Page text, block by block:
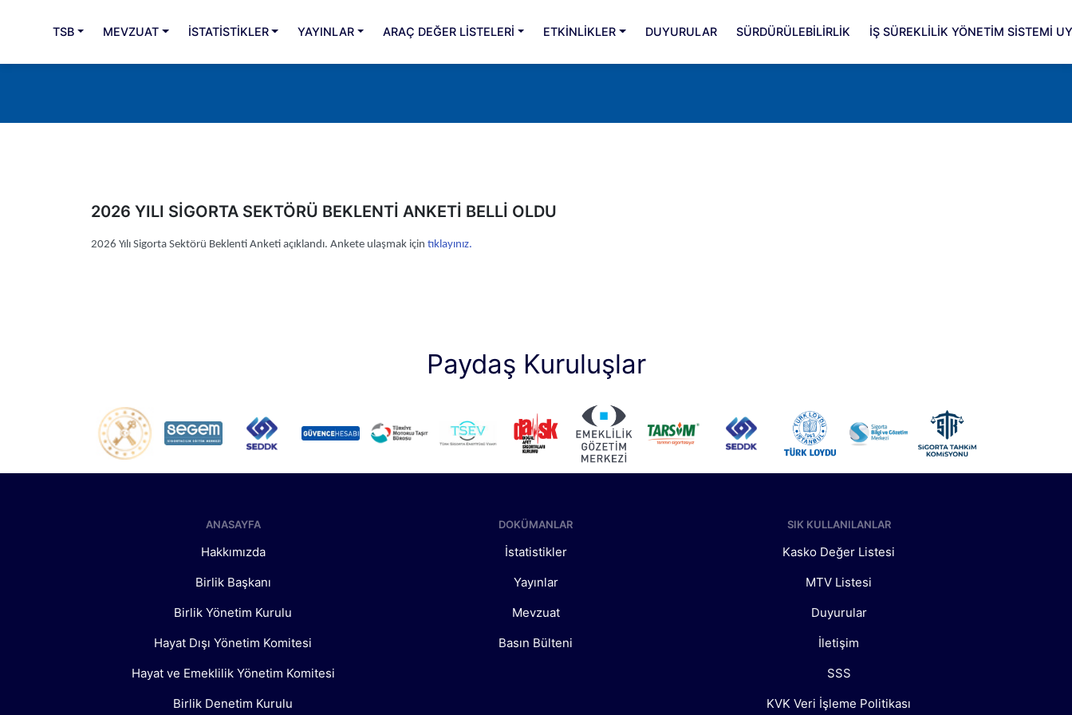
TSB MEVZUAT İSTATİSTİKLER YAYINLAR ARAÇ DEĞER LİSTELERİ ETKİNLİKLER DUYURULAR SÜRDÜRÜLEBİLİRLİK İŞ SÜREKLİLİK YÖNETİM SİSTEMİ
2026 YILI SİGORTA SEKTÖRÜ BEKLENTİ ANKETİ BELLİ OLDU
2026 Yılı Sigorta Sektörü Beklenti Anketi açıklandı. Ankete ulaşmak için tıklayınız.
Paydaş Kuruluşlar
ANASAYFA
Hakkımızda
Birlik Başkanı
Birlik Yönetim Kurulu
Hayat Dışı Yönetim Komitesi
Hayat ve Emeklilik Yönetim Komitesi
Birlik Denetim Kurulu
DOKÜMANLAR
İstatistikler
Yayınlar
Mevzuat
Basın Bülteni
SIK KULLANILANLAR
Kasko Değer Listesi
MTV Listesi
Duyurular
İletişim
SSS
KVK Veri İşleme Politikası